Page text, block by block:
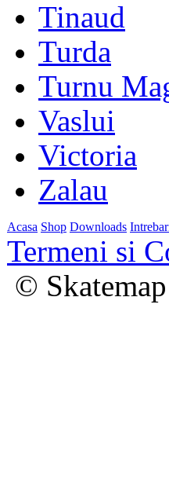
Tinaud
Turda
Turnu
Vaslui
Victoria
Zalau
Acasa Shop Downloads
Termeni si
©